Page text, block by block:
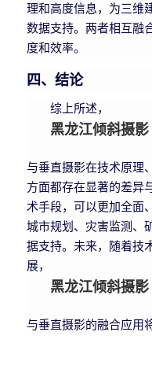
理和高度信息，为三维
数据支持。两者相互融
度和效率。
四、结论
综上所述，
黑龙江倾斜摄影
与垂直摄影在技术原理
方面都存在显著的差异
术手段，可以更加全面
城市规划、灾害监测、
据支持。未来，随着技
展，
黑龙江倾斜摄影
与垂直摄影的融合应用